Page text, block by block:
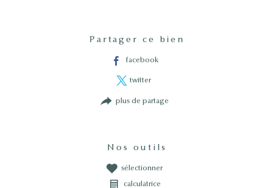
Partager ce bien
facebook
twitter
plus de partage
Nos outils
sélectionner
calculatrice